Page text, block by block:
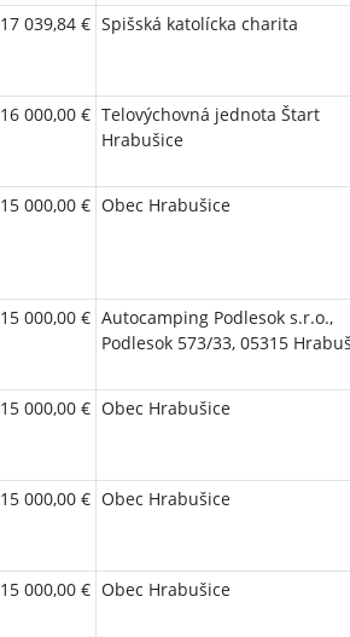
17 039,84 € Spišská katolícka charita
16 000,00 € Telovýchovná jednota Štart
Hrabušice
15 000,00 € Obec Hrabušice
15 000,00 € Autocamping Podlesok s.r.o.,
Podlesok 573/33, 05315
15 000,00 € Obec Hrabušice
15 000,00 € Obec Hrabušice
15 000,00 € Obec Hrabušice